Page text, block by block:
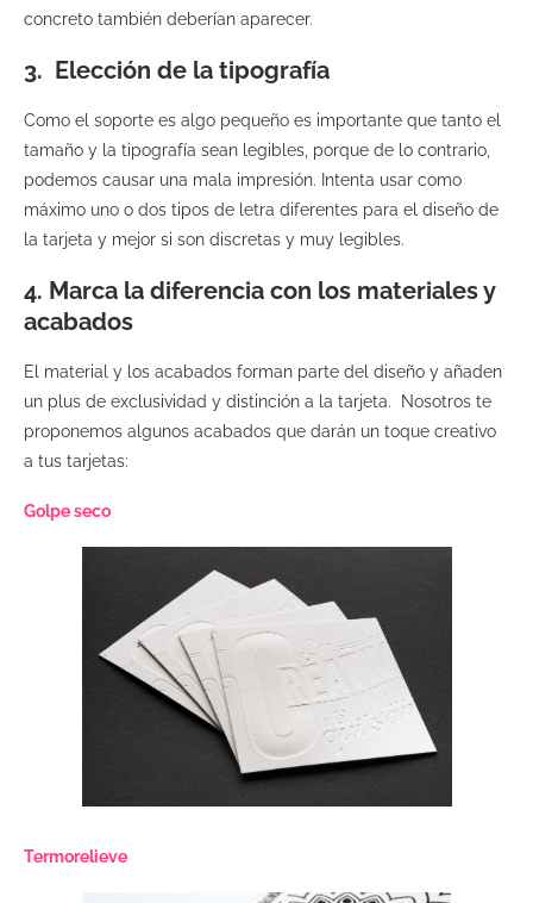
concreto también deberían aparecer.
3. Elección de la tipografía
Como el soporte es algo pequeño es importante que tanto el
tamaño y la tipografía sean legibles, porque de lo contrario,
podemos causar una mala impresión. Intenta usar como
máximo uno o dos tipos de letra diferentes para el diseño de
la tarjeta y mejor si son discretas y muy legibles.
4. Marca la diferencia con los materiales y
acabados
El material y los acabados forman parte del diseño y añaden
un plus de exclusividad y distinción a la tarjeta. Nosotros te
proponemos algunos acabados que darán un toque creativo
a tus tarjetas:
Golpe seco
Termorelieve